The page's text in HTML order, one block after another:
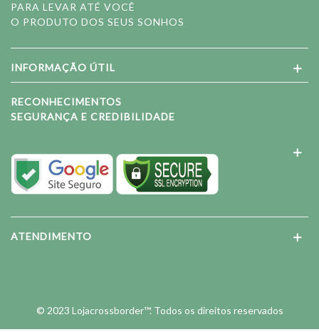
PARA LEVAR ATÉ VOCÊ
O PRODUTO DOS SEUS SONHOS
INFORMAÇÃO ÚTIL
RECONHECIMENTOS
SEGURANÇA E CREDIBILIDADE
ATENDIMENTO
© 2023 Lojacrossborder™. Todos os direitos reservados